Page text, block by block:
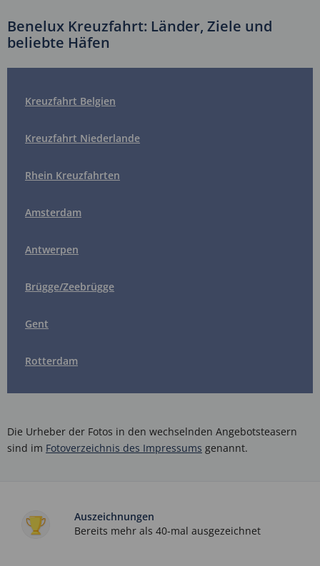
Benelux Kreuzfahrt: Länder, Ziele und
beliebte Häfen
Kreuzfahrt Belgien
Kreuzfahrt Niederlande
Rhein Kreuzfahrten
Amsterdam
Antwerpen
Brügge/Zeebrügge
Gent
Rotterdam
Die Urheber der Fotos in den wechselnden Angebotsteasern
sind im Fotoverzeichnis des Impressums genannt.
Auszeichnungen
Bereits mehr als 40-mal ausgezeichnet